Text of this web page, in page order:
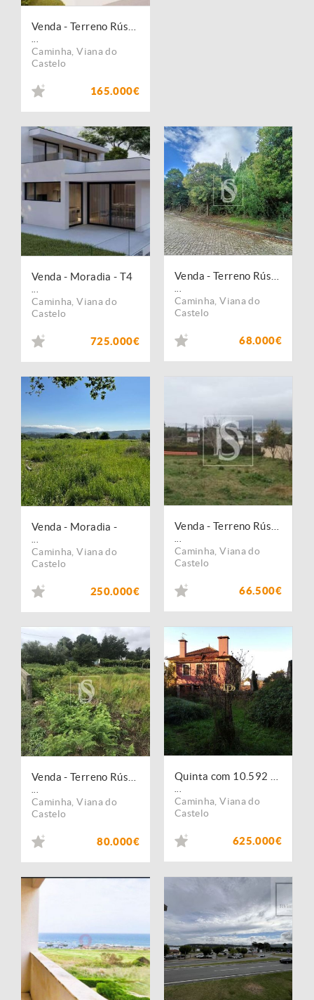
Caminha ,Viana do
Castelo
165.000€
Venda - Moradia - T4
Caminha ,Viana do
Castelo
725.000€
Caminha ,Viana do
Castelo
68.000€
Venda - Moradia -
Caminha ,Viana do
Castelo
250.000€
Caminha ,Viana do
Castelo
66.500€
Caminha ,Viana do
Castelo
80.000€
Caminha ,Viana do
Castelo
625.000€